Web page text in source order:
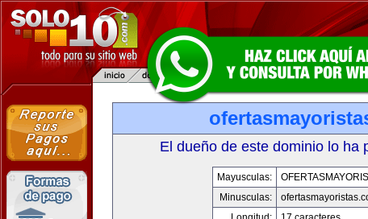
El dueño de este dominio lo ha
Mayusculas:
Minusculas: